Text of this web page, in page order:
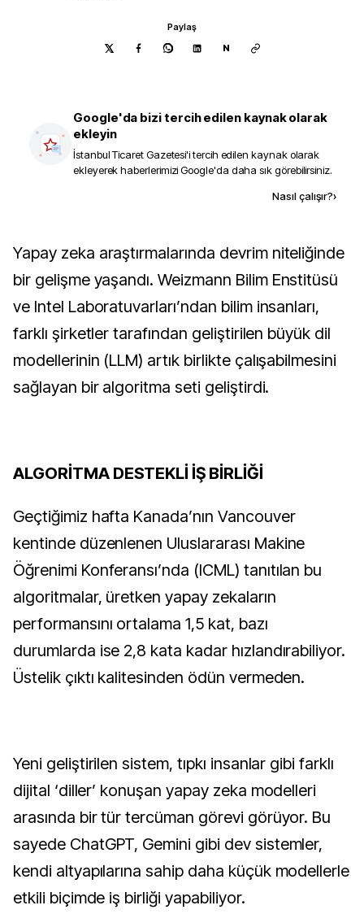
Paylaş
N
Google'da bizi tercih edilen kaynak olarak
ekleyin
İstanbul Ticaret Gazetesi'i tercih edilen kaynak olarak
ekleyerek haberlerimizi Google'da daha sık görebilirsiniz.
Nasıl çalışır?›
Yapay zeka araştırmalarında devrim niteliğinde
bir gelişme yaşandı. Weizmann Bilim Enstitüsü
ve Intel Laboratuvarları’ndan bilim insanları,
farklı şirketler tarafından geliştirilen büyük dil
modellerinin (LLM) artık birlikte çalışabilmesini
sağlayan bir algoritma seti geliştirdi.
ALGORİTMA DESTEKLİ İŞ BİRLİĞİ
Geçtiğimiz hafta Kanada’nın Vancouver
kentinde düzenlenen Uluslararası Makine
Öğrenimi Konferansı’nda (ICML) tanıtılan bu
algoritmalar, üretken yapay zekaların
performansını ortalama 1,5 kat, bazı
durumlarda ise 2,8 kata kadar hızlandırabiliyor.
Üstelik çıktı kalitesinden ödün vermeden.
Yeni geliştirilen sistem, tıpkı insanlar gibi farklı
dijital ‘diller’ konuşan yapay zeka modelleri
arasında bir tür tercüman görevi görüyor. Bu
sayede ChatGPT, Gemini gibi dev sistemler,
kendi altyapılarına sahip daha küçük modellerle
etkili biçimde iş birliği yapabiliyor.